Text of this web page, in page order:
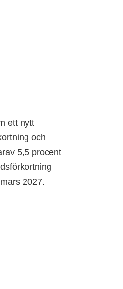
ett nytt
och
5,5 procent
2027.